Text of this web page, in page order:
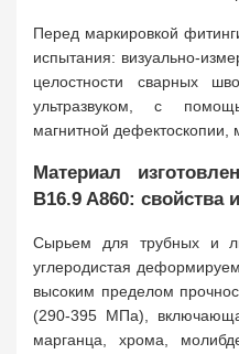
Перед маркировкой
испытания: визуально-
целостности сварных
ультразвуком, с
магнитной дефектоскопии,
Материал
B16.9 A860: свойства
Сырьем для трубных и
углеродистая
высоким пределом
(290-395 МПа),
марганца, хрома,